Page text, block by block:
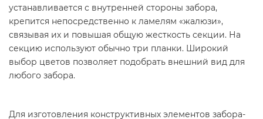
устанавливается с внутренней стороны забора,
крепится непосредственно к ламелям «жалюзи»,
связывая их и повышая общую жесткость секции. На
секцию используют обычно три планки. Широкий
выбор цветов позволяет подобрать внешний вид для
любого забора.
Для изготовления конструктивных элементов забора-